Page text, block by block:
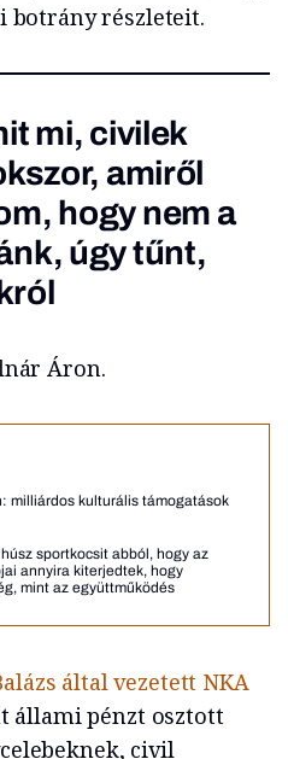
botrány részleteit.
mi, civilek
amiről
hogy nem a
úgy tűnt,
Áron.
milliárdos kulturális támogatások
sportkocsit abból, hogy az
annyira kiterjedtek, hogy
mint az együttműködés
által vezetett NKA
állami pénzt osztott
civil